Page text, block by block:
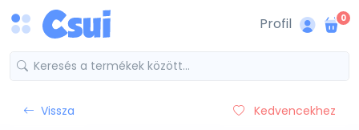
Profil 0
Vissza Kedvencekhez